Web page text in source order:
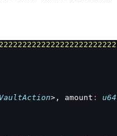
VaultAction>, amount : u64